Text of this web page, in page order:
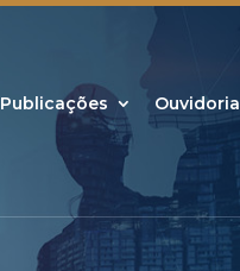
Publicações Ouvidoria